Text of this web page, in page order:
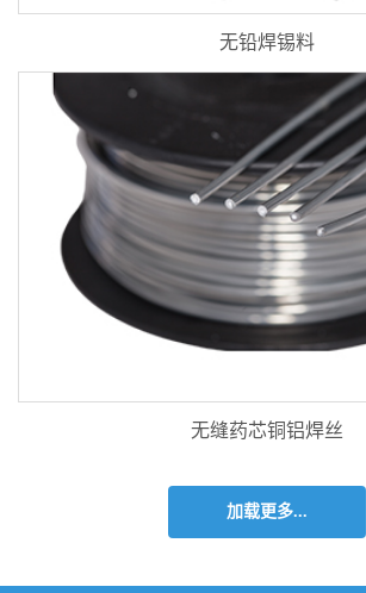
无铅焊锡料
无缝药芯铜铝焊丝
加载更多...